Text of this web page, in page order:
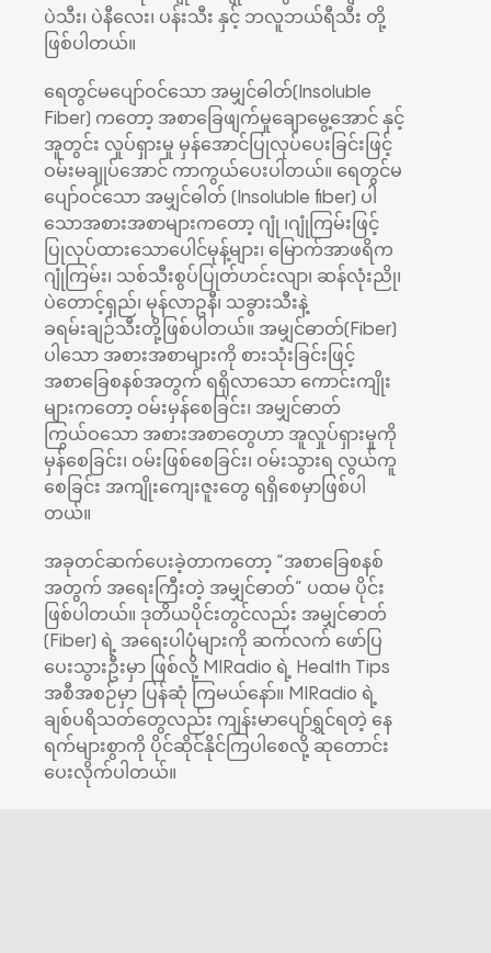
ပဲသီး၊ ပဲနီလေး၊ ပန်းသီး နှင့် ဘလူဘယ်ရီသီး တို့
ဖြစ်ပါတယ်။
ရေတွင်မပျော်ဝင်သော အမျှင်ဓါတ်(Insoluble
Fiber) ကတော့ အစာခြေဖျက်မှုချောမွေ့အောင် နှင့်
အူတွင်း လှုပ်ရှားမှု မှန်အောင်ပြုလုပ်ပေးခြင်းဖြင့်
ဝမ်းမချုပ်အောင် ကာကွယ်ပေးပါတယ်။ ရေတွင်မ
ပျော်ဝင်သော အမျှင်ဓါတ် (Insoluble fiber) ပါ
သောအစားအစာများကတော့ ဂျုံ ၊ဂျုံကြမ်းဖြင့်
ပြုလုပ်ထားသောပေါင်မုန့်များ၊‌ မြောက်အာဖရိက
ဂျုံကြမ်း၊ သစ်သီးစွပ်ပြုတ်ဟင်းလျာ၊ ဆန်လုံးညို၊
ပဲတောင့်ရှည်၊ မုန်လာဥနီ၊ သခွားသီးနဲ့
ခရမ်းချဉ်သီးတို့ဖြစ်ပါတယ်။ အမျှင်ဓာတ်(Fiber)
ပါသော အစားအစာများကို စားသုံးခြင်းဖြင့်
အစာခြေစနစ်အတွက် ရရှိလာသော ကောင်းကျိုး
များကတော့ ဝမ်းမှန်စေခြင်း၊ အမျှင်ဓာတ်
ကြွယ်ဝသော အစားအစာတွေဟာ အူလှုပ်ရှားမှုကို
မှန်စေခြင်း၊ ဝမ်းဖြစ်စေခြင်း၊ ဝမ်းသွားရ လွယ်ကူ
စေခြင်း အကျိုးကျေးဇူးတွေ ရရှိစေမှာဖြစ်ပါ
တယ်။
အခုတင်ဆက်ပေးခဲ့တာကတော့ “အစာခြေစနစ်
အတွက် အရေးကြီးတဲ့ အမျှင်ဓာတ်” ပထမ ပိုင်း
ဖြစ်ပါတယ်။ ဒုတိယပိုင်းတွင်လည်း အမျှင်ဓာတ်
(Fiber) ရဲ့ အရေးပါပုံများကို ဆက်လက် ဖော်ပြ
ပေးသွားဦးမှာ ဖြစ်လို့ MIRadio ရဲ့ Health Tips
အစီအစဉ်မှာ ပြန်ဆုံ ကြမယ်နော်။ MIRadio ရဲ့
ချစ်ပရိသတ်တွေလည်း ကျန်းမာပျော်ရွှင်ရတဲ့ နေ
ရက်များစွာကို ပိုင်ဆိုင်နိုင်ကြပါစေလို့ ဆုတောင်း
ပေးလိုက်ပါတယ်။